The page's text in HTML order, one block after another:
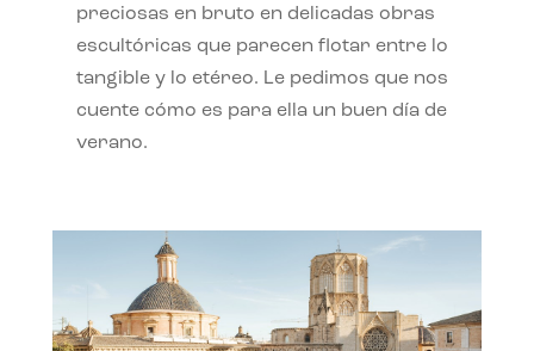
preciosas en bruto en delicadas obras
escultóricas que parecen flotar entre lo
tangible y lo etéreo. Le pedimos que nos
cuente cómo es para ella un buen día de
verano.